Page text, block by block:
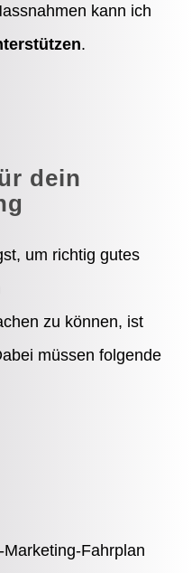
kann ich
.
dein
um richtig gutes
zu können, ist
müssen folgende
Fahrplan